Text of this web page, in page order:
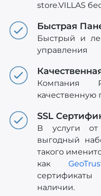
store.VILLAS
Быстрая
Быстрый и
управления
Компания
качественную
SSL
В услуги от
выгодный
такого
как
сертификаты
наличии.